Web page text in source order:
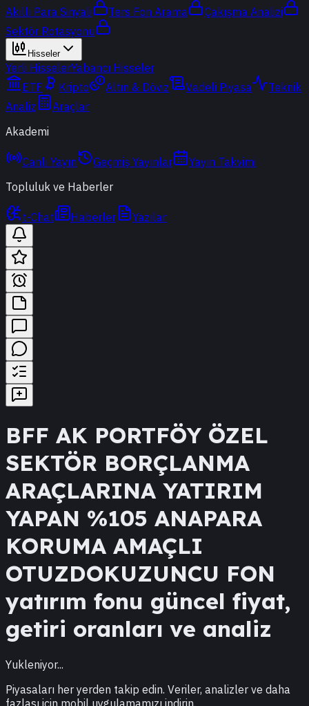
Akıllı Para Sinyali
Ters Fon Arama
Çakışma Analizi
Sektör Rotasyonu
Hisseler
Yerli HisselerYabancı Hisseler
ETF
Kripto Altın & Döviz Vadeli Piyasa
Teknik
Analiz
Araçlar
Akademi
Canlı Yayın Geçmiş Yayınlar
Yayın Takvimi
Topluluk ve Haberler
t-Chat Haberler Yazılar
BFF AK PORTFÖY ÖZEL
SEKTÖR BORÇLANMA
ARAÇLARINA YATIRIM
YAPAN %105 ANAPARA
KORUMA AMAÇLI
OTUZDOKUZUNCU FON
yatırım fonu güncel fiyat,
getiri oranları ve analiz
Yukleniyor...
Piyasaları her yerden takip edin. Veriler, analizler ve daha
fazlası için mobil uygulamamızı indirin.